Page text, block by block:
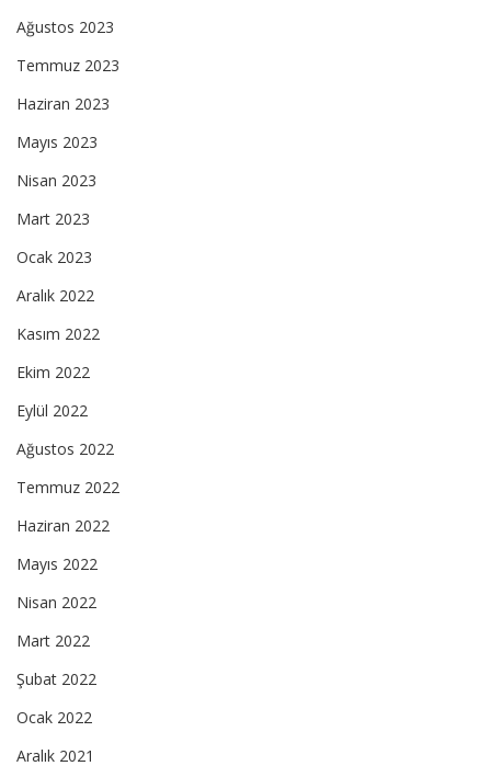
Ağustos 2023
Temmuz 2023
Haziran 2023
Mayıs 2023
Nisan 2023
Mart 2023
Ocak 2023
Aralık 2022
Kasım 2022
Ekim 2022
Eylül 2022
Ağustos 2022
Temmuz 2022
Haziran 2022
Mayıs 2022
Nisan 2022
Mart 2022
Şubat 2022
Ocak 2022
Aralık 2021